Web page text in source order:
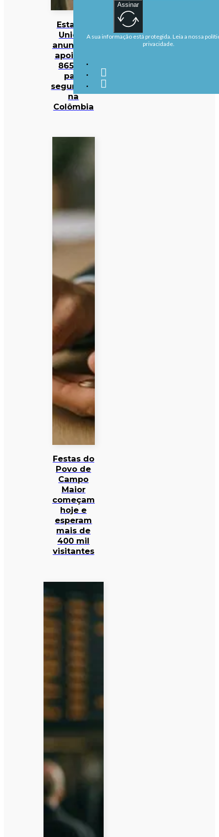
Estados
Unidos
anunciam
apoio de
865 ME
para
segurança
na
Colômbia
Festas do
Povo de
Campo
Maior
começam
hoje e
esperam
mais de
400 mil
visitantes
Assinar
A sua informação está protegida. Leia a nossa
privacidade.